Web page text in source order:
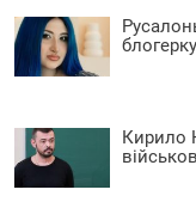
блогерку
Кирило